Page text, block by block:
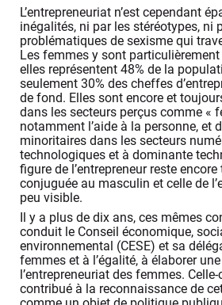
L’entrepreneuriat n’est cependant
inégalités, ni par les stéréotypes, ni
problématiques de sexisme qui
Les femmes y sont particulièrement
elles représentent 48% de la
seulement 30% des cheffes
de fond. Elles sont encore et
dans les secteurs perçus comme «
notamment l’aide à la personne, et
minoritaires dans les secteurs
technologiques et à dominante
figure de l’entrepreneur reste
conjuguée au masculin et celle de
peu visible.
Il y a plus de dix ans, ces mêmes
conduit le Conseil économique,
environnemental (CESE) et sa
femmes et à l’égalité, à élaborer
l’entrepreneuriat des femmes.
contribué à la reconnaissance de